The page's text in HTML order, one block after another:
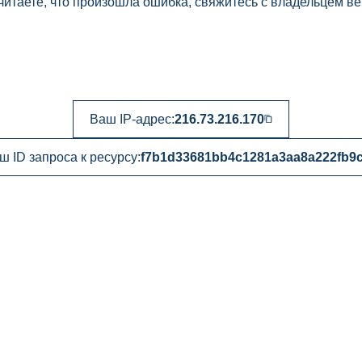
Ваш IP-адрес:216.73.216.170
ID запроса к ресурсу: